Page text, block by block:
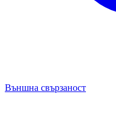
Външна свързаност